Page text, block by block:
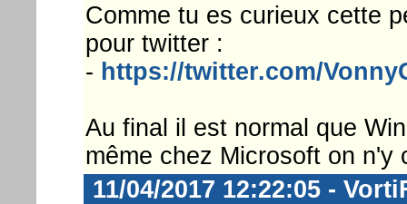
Comme tu es curieux cette
pour twitter :
- https://twitter.com/
Au final il est normal que
même chez Microsoft on n'y
11/04/2017 12:22:05 -